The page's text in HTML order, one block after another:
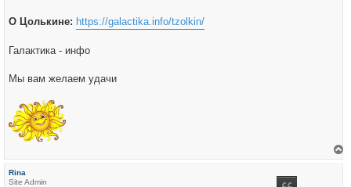
О Цолькине: https://galactika.info/tzolkin/
Галактика - инфо
Мы вам желаем удачи
Rina
Site Admin